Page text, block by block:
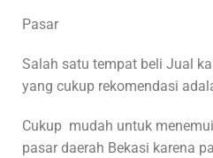
Pasar
Salah satu tempat beli Jual
yang cukup rekomendasi
Cukup mudah untuk
pasar daerah Bekasi karena